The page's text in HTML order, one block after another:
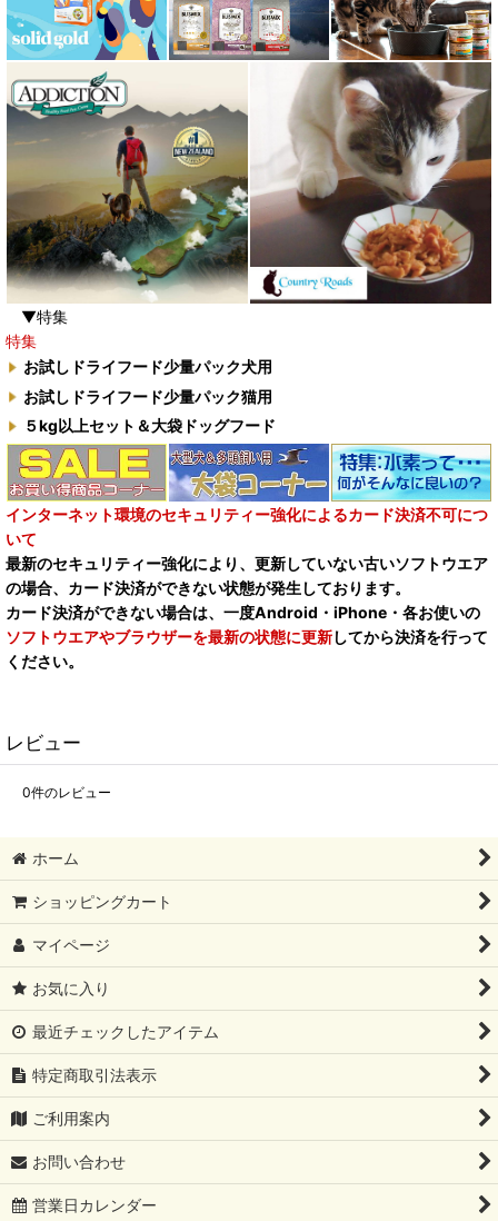
▼特集
特集
お試しドライフード少量パック犬用
お試しドライフード少量パック猫用
５kg以上セット＆大袋ドッグフード
インターネット環境のセキュリティー強化によるカード決済不可につ
いて
最新のセキュリティー強化により、更新していない古いソフトウエア
の場合、カード決済ができない状態が発生しております。
カード決済ができない場合は、一度Android・iPhone・各お使いの
ソフトウエアやブラウザーを最新の状態に更新してから決済を行って
ください。
レビュー
0件のレビュー
ホーム
ショッピングカート
マイページ
お気に入り
最近チェックしたアイテム
特定商取引法表示
ご利用案内
お問い合わせ
営業日カレンダー